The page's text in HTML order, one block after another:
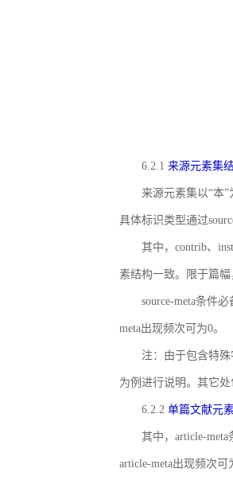
6.2.1 来源元素集
来源元素集以“本
具体标识类型通过
其中，contrib、
素结构一致。限于篇
source-meta条件
meta出现频次可为0。
注：由于包含特殊
为例进行说明。其它
6.2.2 单篇文献元
其中，article-
article-meta出现频次可